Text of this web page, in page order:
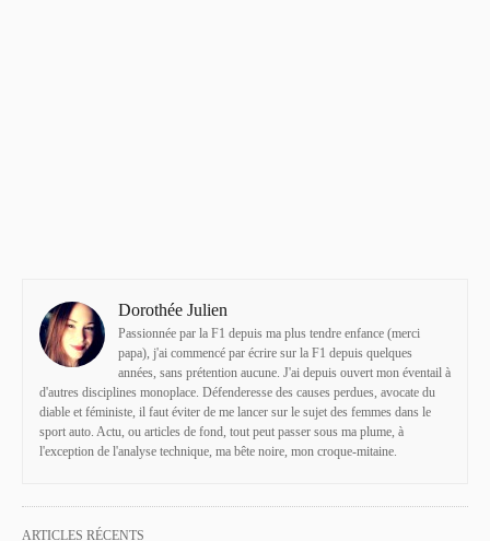
Dorothée Julien
Passionnée par la F1 depuis ma plus tendre enfance (merci
papa), j'ai commencé par écrire sur la F1 depuis quelques
années, sans prétention aucune. J'ai depuis ouvert mon éventail à
d'autres disciplines monoplace. Défenderesse des causes perdues, avocate du
diable et féministe, il faut éviter de me lancer sur le sujet des femmes dans le
sport auto. Actu, ou articles de fond, tout peut passer sous ma plume, à
l'exception de l'analyse technique, ma bête noire, mon croque-mitaine.
ARTICLES RÉCENTS